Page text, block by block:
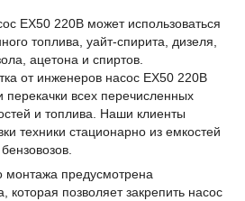
EX50 220B может использоваться
топлива, уайт-спирита, дизеля,
ацетона и спиртов.
от инженеров насос EX50 220B
перекачки всех перечисленных
и топлива. Наши клиенты
техники стационарно из емкостей
монтажа предусмотрена
которая позволяет закрепить насос